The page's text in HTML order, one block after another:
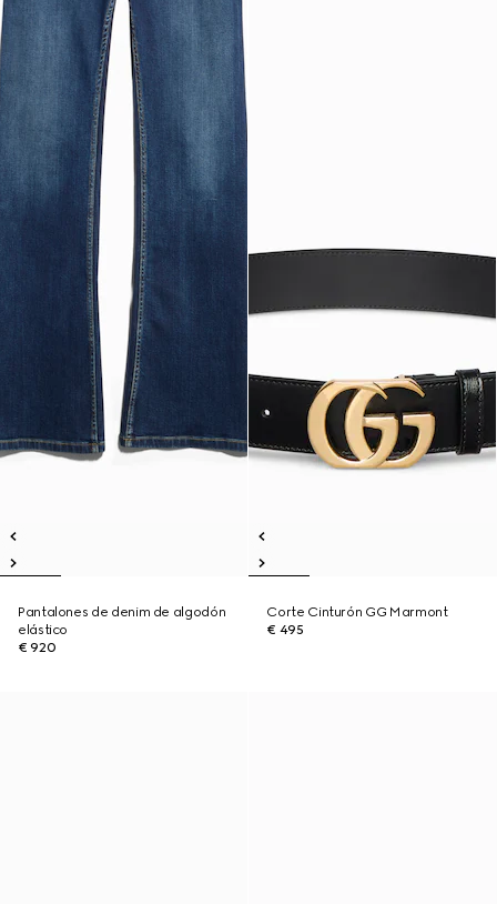
Pantalones de denim de algodón
elástico
€ 920
Corte Cinturón GG Marmont
€ 495